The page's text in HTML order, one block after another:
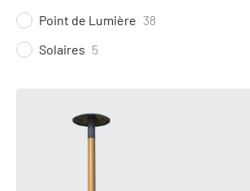
Point de Lumière 38
Solaires 5